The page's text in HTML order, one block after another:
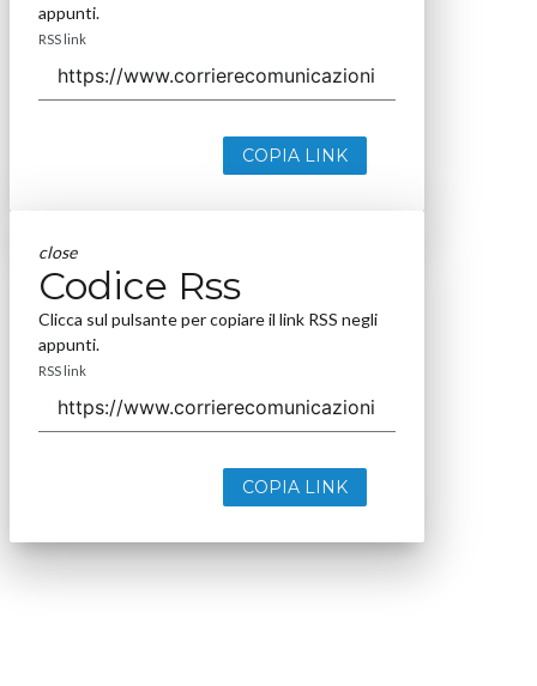
appunti.
RSS link
COPIA LINK
close
Codice Rss
Clicca sul pulsante per copiare il link RSS negli
appunti.
RSS link
COPIA LINK